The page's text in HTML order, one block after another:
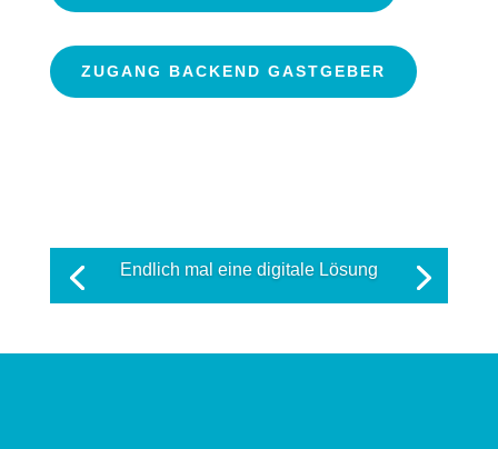
ZUGANG BACKEND GASTGEBER
Endlich mal eine digitale Lösung